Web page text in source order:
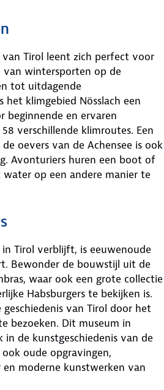
Tirol leent zich perfect voor
van wintersporten op de
tot uitdagende
het klimgebied Nösslach een
beginnende en ervaren
verschillende klimroutes. Een
oevers van de Achensee is ook
Avonturiers huren een boot of
op een andere manier te
Tirol verblijft, is eeuwenoude
Bewonder de bouwstijl uit de
waar ook een grote collectie
Habsburgers te bekijken is.
van Tirol door het
bezoeken. Dit museum in
de kunstgeschiedenis van de
oude opgravingen,
moderne kunstwerken van